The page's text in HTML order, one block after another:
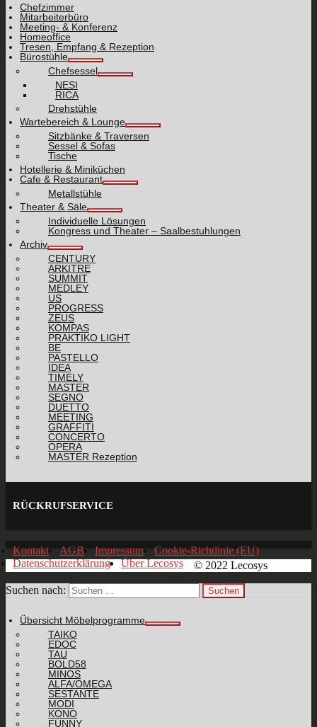
Chefzimmer
Mitarbeiterbüro
Meeting- & Konferenz
Homeoffice
Tresen, Empfang & Rezeption
Bürostühle
Chefsessel
NESI
RICA
Drehstühle
Wartebereich & Lounge
Sitzbänke & Traversen
Sessel & Sofas
Tische
Hotellerie & Miniküchen
Cafe & Restaurant
Metallstühle
Theater & Säle
Individuelle Lösungen
Kongress und Theater – Saalbestuhlungen
Archiv
CENTURY
ARKITRE
SUMMIT
MEDLEY
US
PROGRESS
ZEUS
KOMPAS
PRAKTIKO LIGHT
BE
PASTELLO
IDEA
TIMELY
MASTER
SEGNO
DUETTO
MEETING
GRAFFITI
CONCERTO
OPERA
MASTER Rezeption
RÜCKRUFSERVICE
Kontakt AGB Impressum
Cookie-Richtlinie (EU)
Datenschutzerklärung
Über Lecosys © 2022 Lecosys
Suchen nach:
Übersicht Möbelprogramme
TAIKO
EDOC
TAU
BOLD58
MINOS
ALFA/OMEGA
SESTANTE
MODI
KONO
FUNNY